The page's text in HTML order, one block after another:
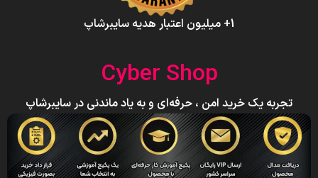
1+ میلیون اعتبار هدیه سایبرشاپ
Cyber Shop
تجربه یک خرید امن ، حرفه‌ای و به یاد ماندنی در سایبرشاپ